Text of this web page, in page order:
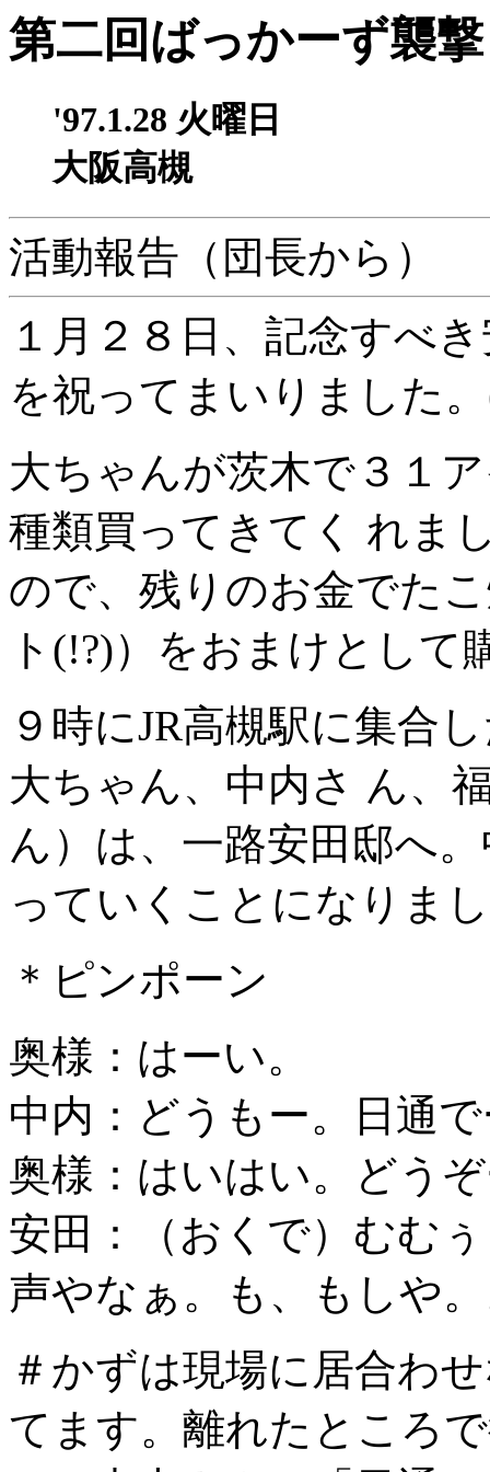
第二回ばっかーず襲
'97.1.28 火曜日
大阪高槻
活動報告（団長から）
１月２８日、記念すべ
を祝ってまいりました
大ちゃんが茨木で３１
種類買ってきてく れま
ので、残りのお金でた
ト(!?)）をおまけとして
９時にJR高槻駅に集合
大ちゃん、中内さ ん、
ん）は、一路安田邸へ
っていくことになりま
＊ピンポーン
奥様：はーい。
中内：どうもー。日通
奥様：はいはい。どう
安田：（おくで）むむ
声やなぁ。も、もしや
＃かずは現場に居合わ
てます。離れたところ